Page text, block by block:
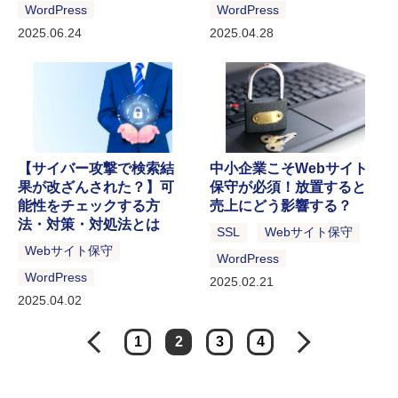
WordPress
2025.06.24
WordPress
2025.04.28
【サイバー攻撃で検索結
果が改ざんされた？】可
能性をチェックする方
法・対策・対処法とは
Webサイト保守
WordPress
2025.04.02
中小企業こそWebサイト
保守が必須！放置すると
売上にどう影響する？
SSL
Webサイト保守
WordPress
2025.02.21
1 2 3 4